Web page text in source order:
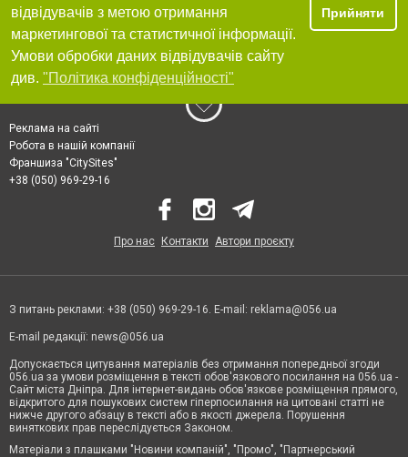
відвідувачів з метою отримання
маркетингової та статистичної інформації.
Умови обробки даних відвідувачів сайту
див. "Політика конфіденційності"
Прийняти
Реклама на сайті
Робота в нашій компанії
Франшиза "CitySites"
+38 (050) 969-29-16
Про нас Контакти Автори проєкту
З питань реклами: +38 (050) 969-29-16. E-mail: reklama@056.ua
E-mail редакції: news@056.ua
Допускається цитування матеріалів без отримання попередньої згоди
056.ua за умови розміщення в тексті обов'язкового посилання на 056.ua -
Сайт міста Дніпра. Для інтернет-видань обов'язкове розміщення прямого,
відкритого для пошукових систем гіперпосилання на цитовані статті не
нижче другого абзацу в тексті або в якості джерела. Порушення
виняткових прав переслідується Законом.
Матеріали з плашками "Новини компаній", "Промо", "Партнерський